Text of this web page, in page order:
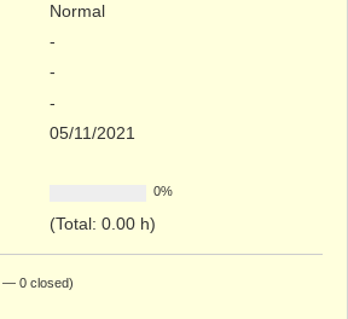
Normal
-
-
-
05/11/2021
0%
(Total: 0.00 h)
— 0 closed)